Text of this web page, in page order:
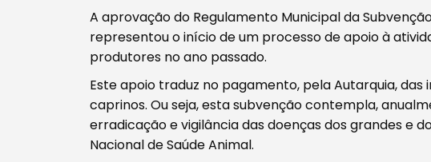
Tipo de conteúdo
A aprovação do Regulamento Municipal da
representou o início de um processo de apoio à
produtores no ano passado.
Este apoio traduz no pagamento, pela Autarquia,
caprinos. Ou seja, esta subvenção contempla,
erradicação e vigilância das doenças dos grandes e
Nacional de Saúde Animal.